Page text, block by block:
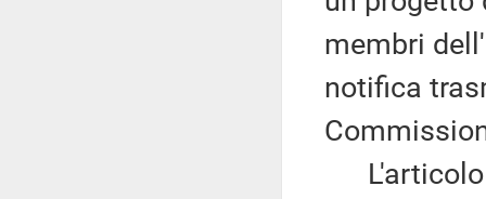
membri
notifica
L'articolo